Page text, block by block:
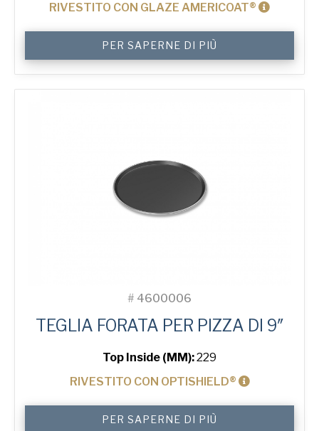
RIVESTITO CON GLAZE AMERICOAT®
Pizza
Tray
quantità
PER SAPERNE DI PIÙ
# 4600006
TEGLIA FORATA PER PIZZA DI 9″
Top Inside (MM):229
RIVESTITO CON OPTISHIELD®
PER SAPERNE DI PIÙ